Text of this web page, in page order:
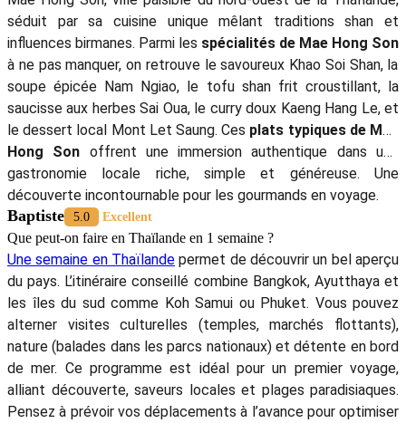
séduit par sa cuisine unique mêlant traditions shan et
influences birmanes. Parmi les spécialités de Mae Hong Son
à ne pas manquer, on retrouve le savoureux Khao Soi Shan, la
soupe épicée Nam Ngiao, le tofu shan frit croustillant, la
saucisse aux herbes Sai Oua, le curry doux Kaeng Hang Le, et
le dessert local Mont Let Saung. Ces plats typiques de Mae
Hong Son offrent une immersion authentique dans une
gastronomie locale riche, simple et généreuse. Une
découverte incontournable pour les gourmands en voyage.
Baptiste 5.0 Excellent
Que peut-on faire en Thaïlande en 1 semaine ?
Une semaine en Thaïlande permet de découvrir un bel aperçu
du pays. L’itinéraire conseillé combine Bangkok, Ayutthaya et
les îles du sud comme Koh Samui ou Phuket. Vous pouvez
alterner visites culturelles (temples, marchés flottants),
nature (balades dans les parcs nationaux) et détente en bord
de mer. Ce programme est idéal pour un premier voyage,
alliant découverte, saveurs locales et plages paradisiaques.
Pensez à prévoir vos déplacements à l’avance pour optimiser